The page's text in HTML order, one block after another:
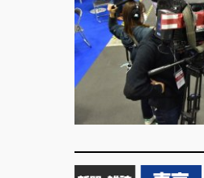
【
オ